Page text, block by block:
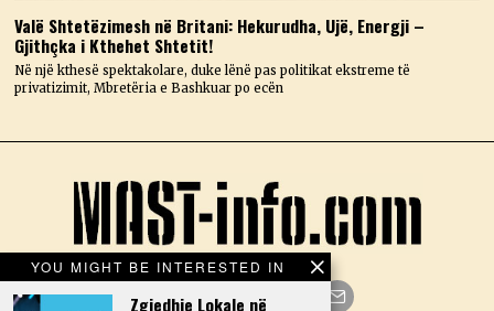
Valë Shtetëzimesh në Britani: Hekurudha, Ujë, Energji –
Gjithçka i Kthehet Shtetit!
Në një kthesë spektakolare, duke lënë pas politikat ekstreme të
privatizimit, Mbretëria e Bashkuar po ecën
YOU MIGHT BE INTERESTED IN
Zgjedhje Lokale në